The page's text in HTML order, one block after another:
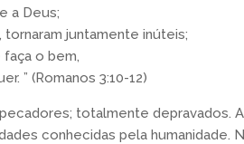
a Deus;
tornaram juntamente inúteis;
faça o bem,
” (Romanos 3:10-12)
totalmente depravados.
conhecidas pela humanidade.